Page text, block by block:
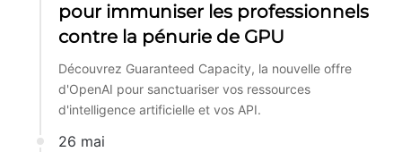
pour immuniser les professionnels
contre la pénurie de GPU
Découvrez Guaranteed Capacity, la nouvelle offre
d'OpenAI pour sanctuariser vos ressources
d'intelligence artificielle et vos API.
26 mai